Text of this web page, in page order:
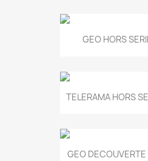
GEO HORS
TELERAMA HORS
GEO DECOUVERTE